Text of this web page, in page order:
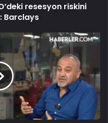
resesyon riskini
Barclays